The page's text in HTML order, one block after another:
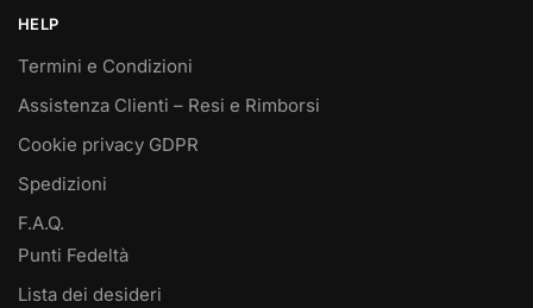
HELP
Termini e Condizioni
Assistenza Clienti – Resi e Rimborsi
Cookie privacy GDPR
Spedizioni
F.A.Q.
Punti Fedeltà
Lista dei desideri